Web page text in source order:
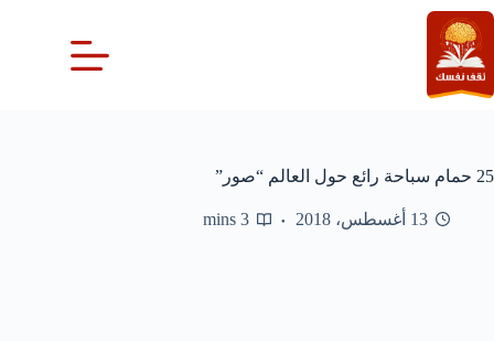
التجاوز
إلى
المحتوى
25 حمام سباحة رائع حول العالم “صور”
13 أغسطس، 2018 3 mins